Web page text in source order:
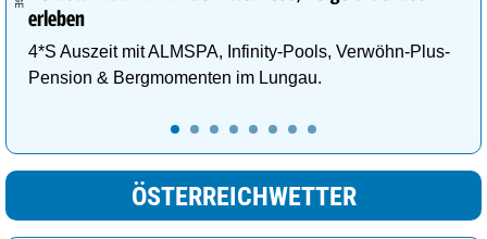
erleben
4*S Auszeit mit ALMSPA, Infinity-Pools, Verwöhn-Plus-
Pension & Bergmomenten im Lungau.
ÖSTERREICHWETTER